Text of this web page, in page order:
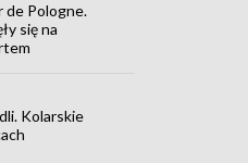
de Pologne.
się na
Kolarskie